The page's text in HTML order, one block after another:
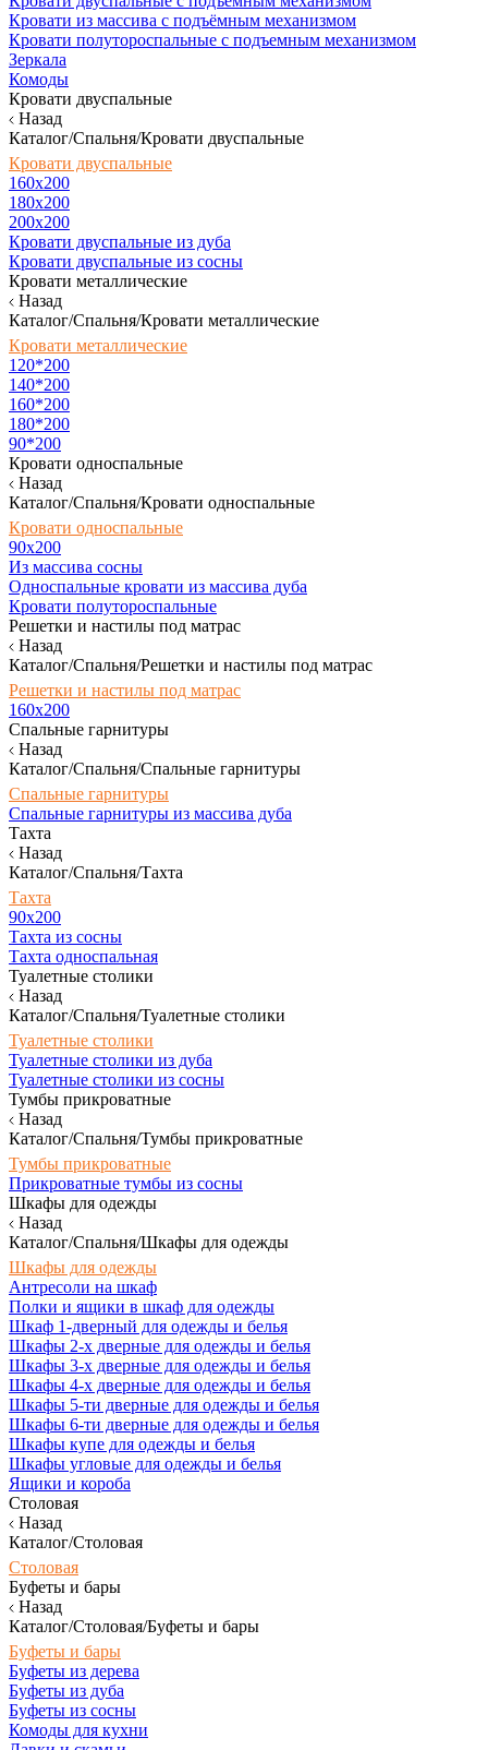
Кровати из массива с подъёмным механизмом
Кровати полутороспальные с подъемным механизмом
Зеркала
Комоды
Кровати двуспальные
Назад
Каталог/Спальня/Кровати двуспальные
Кровати двуспальные
160х200
180x200
200x200
Кровати двуспальные из дуба
Кровати двуспальные из сосны
Кровати металлические
Назад
Каталог/Спальня/Кровати металлические
Кровати металлические
120*200
140*200
160*200
180*200
90*200
Кровати односпальные
Назад
Каталог/Спальня/Кровати односпальные
Кровати односпальные
90х200
Из массива сосны
Односпальные кровати из массива дуба
Кровати полутороспальные
Решетки и настилы под матрас
Назад
Каталог/Спальня/Решетки и настилы под матрас
Решетки и настилы под матрас
160х200
Спальные гарнитуры
Назад
Каталог/Спальня/Спальные гарнитуры
Спальные гарнитуры
Спальные гарнитуры из массива дуба
Тахта
Назад
Каталог/Спальня/Тахта
Тахта
90х200
Тахта из сосны
Тахта односпальная
Туалетные столики
Назад
Каталог/Спальня/Туалетные столики
Туалетные столики
Туалетные столики из дуба
Туалетные столики из сосны
Тумбы прикроватные
Назад
Каталог/Спальня/Тумбы прикроватные
Тумбы прикроватные
Прикроватные тумбы из сосны
Шкафы для одежды
Назад
Каталог/Спальня/Шкафы для одежды
Шкафы для одежды
Антресоли на шкаф
Полки и ящики в шкаф для одежды
Шкаф 1-дверный для одежды и белья
Шкафы 2-х дверные для одежды и белья
Шкафы 3-х дверные для одежды и белья
Шкафы 4-х дверные для одежды и белья
Шкафы 5-ти дверные для одежды и белья
Шкафы 6-ти дверные для одежды и белья
Шкафы купе для одежды и белья
Шкафы угловые для одежды и белья
Ящики и короба
Столовая
Назад
Каталог/Столовая
Столовая
Буфеты и бары
Назад
Каталог/Столовая/Буфеты и бары
Буфеты и бары
Буфеты из дерева
Буфеты из дуба
Буфеты из сосны
Комоды для кухни